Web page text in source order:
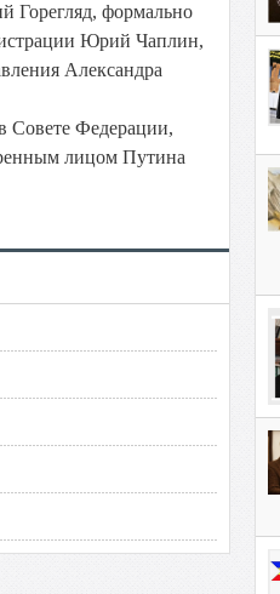
Горегляд, формально
Юрий Чаплин,
Александра
Совете Федерации,
лицом Путина